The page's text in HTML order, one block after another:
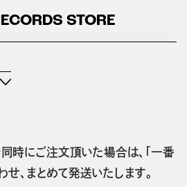
STORE
時にご注文頂いた場合は、「一番
せ、まとめて発送いたします。